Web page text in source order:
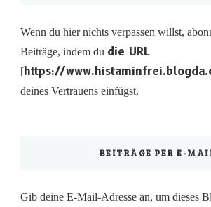
Wenn du hier nichts verpassen willst,
Beiträge, indem du die URL
[https://
deines Vertrauens einfügst.
BEITRÄGE PER E-
Gib deine E-Mail-Adresse an, um dieses